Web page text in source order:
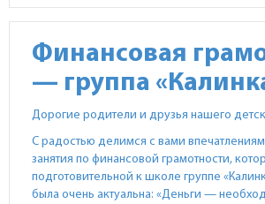
Финансовая
— группа
Дорогие родители и друзья нашего
С радостью делимся с вами
занятия по финансовой грамотности,
подготовительной к школе группе
была очень актуальна: «Деньги —